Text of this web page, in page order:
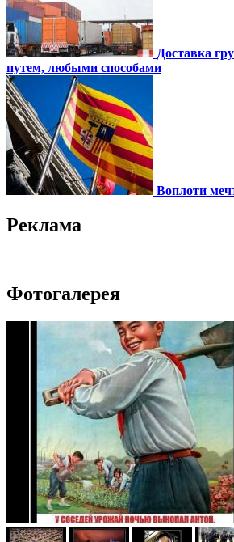
Доставка
путем, любыми способами
Воплоти
Реклама
Фотогалерея